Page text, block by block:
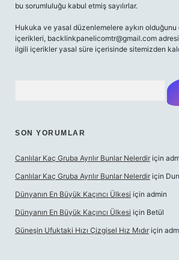
bu sorumluluğu kabul etmiş sayılırlar.
Hukuka ve yasal düzenlemelere aykırı
içerikleri, backlinkpanelicomtr@gmail.com
ilgili içerikler yasal süre içerisinde sitemizden
SON YORUMLAR
Canlılar Kaç Gruba Ayrılır Bunlar Nelerdir için
Canlılar Kaç Gruba Ayrılır Bunlar Nelerdir için
Dünyanın En Büyük Kaçıncı Ülkesi için admin
Dünyanın En Büyük Kaçıncı Ülkesi için Betül
Güneşin Ufuktaki Hızı Çizgisel Hız Mıdır için